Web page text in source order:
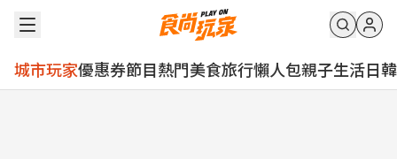
城市玩家優惠券節目熱門美食旅行懶人包親子生活日韓